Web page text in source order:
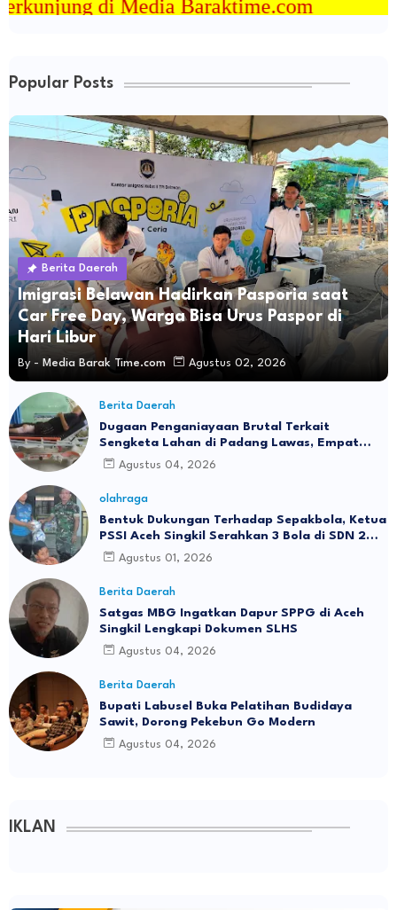
Popular Posts
Berita Daerah
Imigrasi Belawan Hadirkan Pasporia saat
Car Free Day, Warga Bisa Urus Paspor di
Hari Libur
By - Media Barak Time.com Agustus 02, 2026
Berita Daerah
Dugaan Penganiayaan Brutal Terkait
Sengketa Lahan di Padang Lawas, Empat
Warga Terluka Parah
Agustus 04, 2026
olahraga
Bentuk Dukungan Terhadap Sepakbola, Ketua
PSSI Aceh Singkil Serahkan 3 Bola di SDN 2
RIMOAgustus 01, 2026
Berita Daerah
Satgas MBG Ingatkan Dapur SPPG di Aceh
Singkil Lengkapi Dokumen SLHS
Agustus 04, 2026
Berita Daerah
Bupati Labusel Buka Pelatihan Budidaya
Sawit, Dorong Pekebun Go Modern
Agustus 04, 2026
IKLAN